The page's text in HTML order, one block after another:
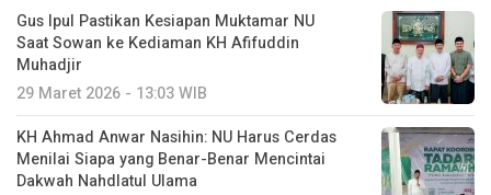
Gus Ipul Pastikan Kesiapan Muktamar NU
Saat Sowan ke Kediaman KH Afifuddin
Muhadjir
29 Maret 2026 - 13:03 WIB
KH Ahmad Anwar Nasihin: NU Harus Cerdas
Menilai Siapa yang Benar-Benar Mencintai
Dakwah Nahdlatul Ulama